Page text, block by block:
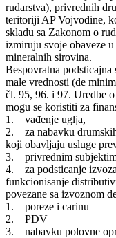
rudarstva), privrednih
teritoriji AP Vojvodine,
skladu sa Zakonom o
izmiruju svoje obaveze
mineralnih sirovina.
Bespovratna
male vrednosti (de
čl. 95, 96. i 97. Uredbe
mogu se koristiti za
1. vađenje uglja,
2. za nabavku
koji obavljaju usluge
3. privrednim
4. za podsticanje
funkcionisanje
povezane sa izvoznom
1. poreze i carinu
2. PDV
3. nabavku polovne